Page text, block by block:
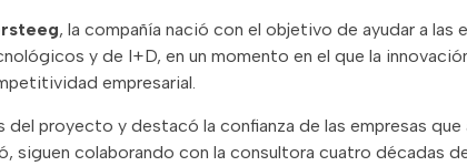
, la compañía nació con el objetivo de ayudar a las
y de I+D, en un momento en el que la
empresarial.
proyecto y destacó la confianza de las empresas que
siguen colaborando con la consultora cuatro décadas